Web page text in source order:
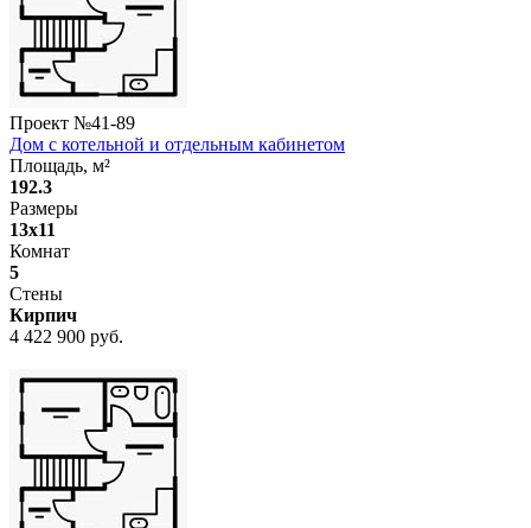
Проект №41-89
Дом с котельной и отдельным кабинетом
Площадь, м²
192.3
Размеры
13x11
Комнат
5
Стены
Кирпич
4 422 900 руб.